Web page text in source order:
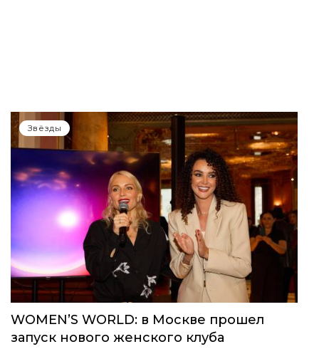
Звёзды
WOMEN’S WORLD: в Москве прошел
запуск нового женского клуба